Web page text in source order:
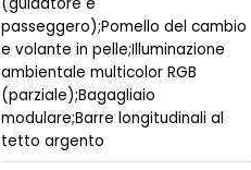
passeggero);Pomello del cambio
e volante in pelle;Illuminazione
ambientale multicolor RGB
(parziale);Bagagliaio
modulare;Barre longitudinali al
tetto argento